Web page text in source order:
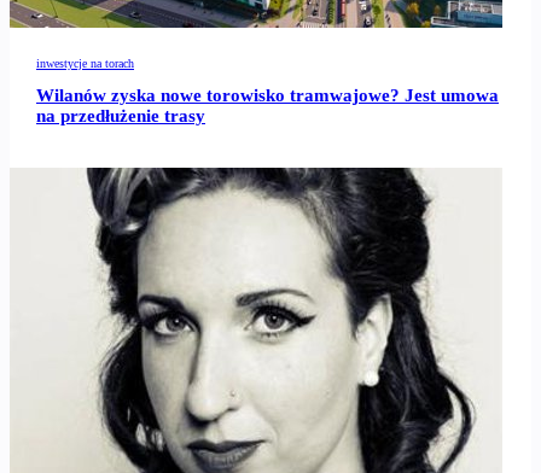
inwestycje na torach
Wilanów zyska nowe torowisko tramwajowe? Jest umowa
na przedłużenie trasy